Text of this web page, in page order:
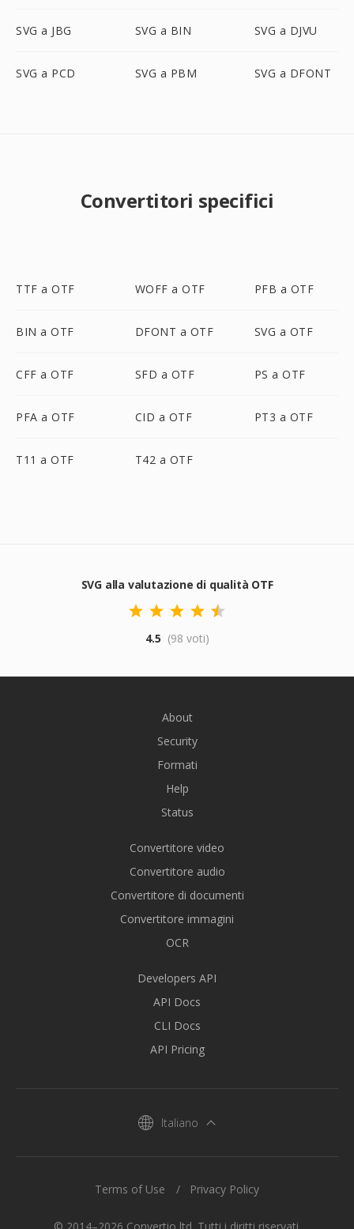
SVG a JBG SVG a BIN SVG a DJVU
SVG a PCD SVG a PBM SVG a DFONT
Convertitori specifici
TTF a OTF WOFF a OTF PFB a OTF
BIN a OTF DFONT a OTF SVG a OTF
CFF a OTF SFD a OTF PS a OTF
PFA a OTF CID a OTF PT3 a OTF
T11 a OTF T42 a OTF
SVG alla valutazione di qualità OTF
4.5 (98 voti)
About
Security
Formati
Help
Status
Convertitore video
Convertitore audio
Convertitore di documenti
Convertitore immagini
OCR
Developers API
API Docs
CLI Docs
API Pricing
Italiano
Terms of Use Privacy Policy